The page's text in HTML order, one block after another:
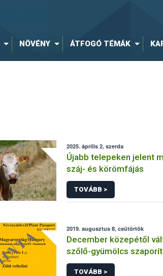
NÖVÉNY ÁTFOGÓ TÉMÁK
2025. április 2, szerda
Újabb telepeken jelent
száj- és körömfájás
TOVÁBB >
2019. augusztus 8, csütörtök
December közepétől
szőlő-gyümölcs
címkék
TOVÁBB >